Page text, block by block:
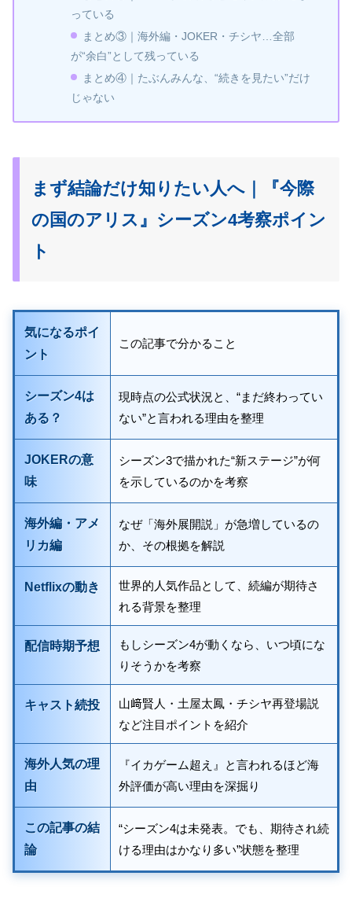
っている
まとめ③｜海外編・JOKER・チシヤ…全部
が“余白”として残っている
まとめ④｜たぶんみんな、“続きを見たい”だけ
じゃない
まず結論だけ知りたい人へ｜『今際
の国のアリス』シーズン4考察ポイン
ト
気になるポイ
ント
この記事で分かること
シーズン4は
ある？
現時点の公式状況と、“まだ終わってい
ない”と言われる理由を整理
JOKERの意
味
シーズン3で描かれた“新ステージ”が何
を示しているのかを考察
海外編・アメ
リカ編
なぜ「海外展開説」が急増しているの
か、その根拠を解説
Netflixの動き
世界的人気作品として、続編が期待さ
れる背景を整理
配信時期予想
もしシーズン4が動くなら、いつ頃にな
りそうかを考察
キャスト続投
山﨑賢人・土屋太鳳・チシヤ再登場説
など注目ポイントを紹介
海外人気の理
由
『イカゲーム超え』と言われるほど海
外評価が高い理由を深掘り
この記事の結
論
“シーズン4は未発表。でも、期待され続
ける理由はかなり多い”状態を整理